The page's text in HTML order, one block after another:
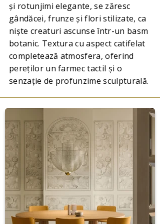
și rotunjimi elegante, se zăresc
gândăcei, frunze și flori stilizate, ca
niște creaturi ascunse într-un basm
botanic. Textura cu aspect catifelat
completează atmosfera, oferind
pereților un farmec tactil și o
senzație de profunzime sculpturală.